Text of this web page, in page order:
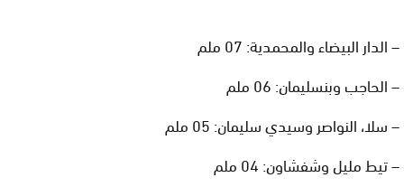
– الدار البيضاء والمحمدية: 07 ملم
– الحاجب وبنسليمان: 06 ملم
– سلا، النواصر وسيدي سليمان: 05 ملم
– تيط ملیل وشفشاون: 04 ملم